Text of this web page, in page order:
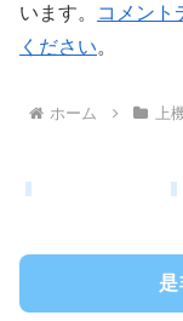
います。
コメント
ください。
ホーム 上